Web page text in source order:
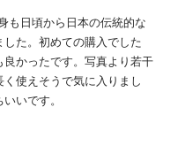
も日頃から日本の伝統的な
た。初めての購入でした
かったです。写真より若干
使えそうで気に入りまし
いです。